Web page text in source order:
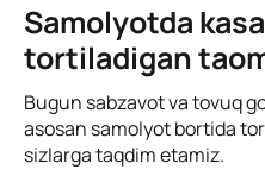
Samolyotda
tortiladigan
Bugun sabzavot va tovuq
asosan samolyot bortida
sizlarga taqdim etamiz.